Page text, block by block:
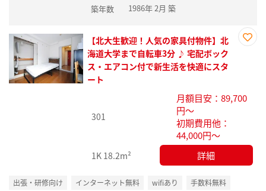
築年数
1986年 2月 築
【北大生歓迎！人気の家具付物件】北
海道大学まで自転車3分 ♪ 宅配ボック
ス・エアコン付で新生活を快適にスタ
ート
301
月額目安：89,700
円～
初期費用他：
44,000円～
1K 18.2m² 詳細
出張・研修向け インターネット無料 wifiあり
手数料無料